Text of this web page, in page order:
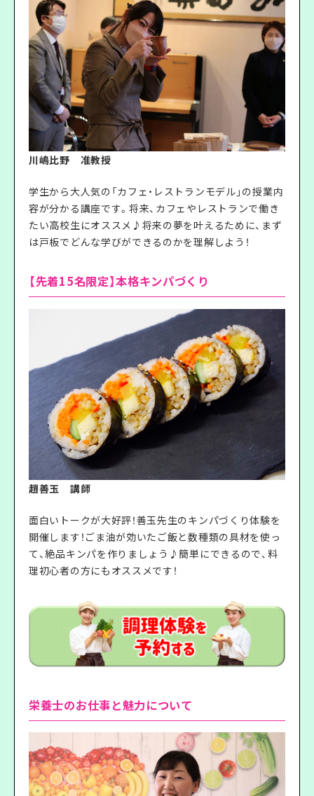
川嶋比野 准教授
学生から大人気の「カフェ・レストランモデル」の授業内
容が分かる講座です。将来、カフェやレストランで働き
たい高校生にオススメ♪将来の夢を叶えるために、まず
は戸板でどんな学びができるのかを理解しよう！
【先着15名限定】本格キンパづくり
趙善玉 講師
面白いトークが大好評！善玉先生のキンパづくり体験を
開催します！ごま油が効いたご飯と数種類の具材を使っ
て、絶品キンパを作りましょう♪簡単にできるので、料
理初心者の方にもオススメです！
栄養士のお仕事と魅力について